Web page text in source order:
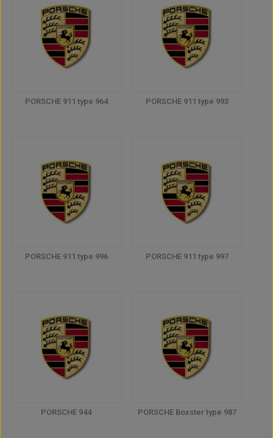
PORSCHE 911 type 964 PORSCHE 911 type 993
PORSCHE 911 type 996 PORSCHE 911 type 997
PORSCHE 944 PORSCHE Boxster type 987